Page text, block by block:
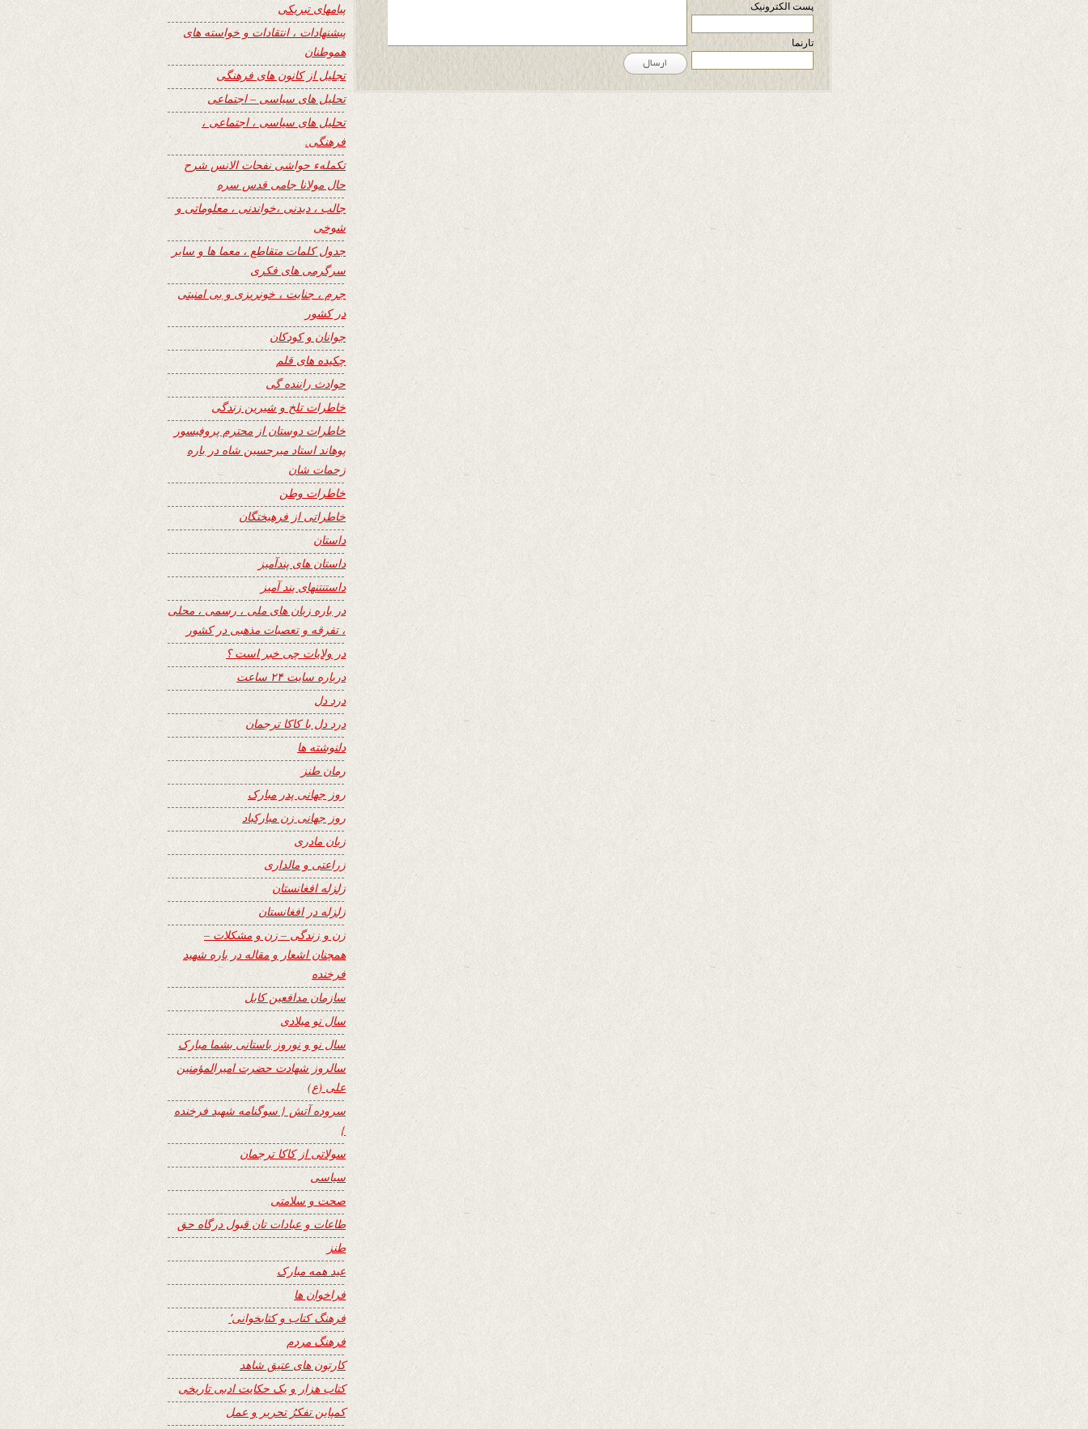
پست الکترونیک
تارنما
پیامهای تبریکی
پیشنهادات ، انتقادات و خواسته های
هموطنان
تجلیل از کانون های فرهنگی
تحلیل های سیاسی – اجتماعی
تحلیل های سیاسی ، اجتماعی ،
فرهنگی.
تکملهء حواشی نفحات الانس شرح
حال مولانا جامی قدس سره
جالب ، دیدنی ،خواندنی ، معلوماتی و
شوخی
جدول کلمات متقاطع ، معما ها و سایر
سرگرمی های فکری
جرم ، جنایت ، خونریزی و بی امنیتی
در کشور
جوانان و کودکان
چکیده های قلم
حوادث راننده گی
خاطرات تلخ و شیرین زندگی
خاطرات دوستان از محترم پروفیسور
پوهاند استاد میرحسین شاه در باره
زحمات شان
خاطرات وطن
خاطراتی از فرهیختگان
داستان
داستان های پندآمیز
داستنتنهای پند آمیز
در باره زبان های ملی ، رسمی ، محلی
، تفرقه و تعصبات مذهبی در کشور
در ولایات چی خبر است ؟
درباره سایت ۲۴ ساعت
درد دل
درد دل با کاکا ترجمان
دلنوشته ها
رمان طنز
روز جهانی پدر مبارک
روز جهانی زن مبارکباد
زبان مادری
زراعتی و مالداری
زلزله افغانستان
زلزله در افغانستان
زن و زندگی – زن و مشکلات –
همچنان اشعار و مقاله در باره شهید
فرخنده
سازمان مدافعین کابل
سال نو میلادی
سال نو و نوروز باستانی بشما مبارک
سالروز شهادت حضرت امیرالمؤمنین
علی (ع)
سروده آتش { سوگنامه شهید فرخنده
}
سولاتی از کاکا ترجمان
سیاسی
صحت و سلامتی
طاعات و عبادات تان قبول درگاه حق
طنز
عید همه مبارک
فراخوان ها
فرهنگ کتاب و کتابخوانی٬
فرهنگ مردم
کارتون های عتیق شاهد
کتاب هزار و یک حکایت ادبی تاریخی
کمپاین تفکرُ تحریر و عمل